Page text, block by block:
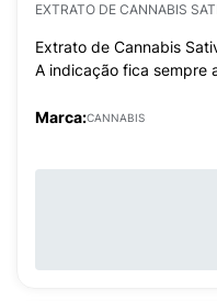
EXTRATO DE CANNABIS
Extrato de Cannabis
A indicação fica sempre
Marca:CANNABIS